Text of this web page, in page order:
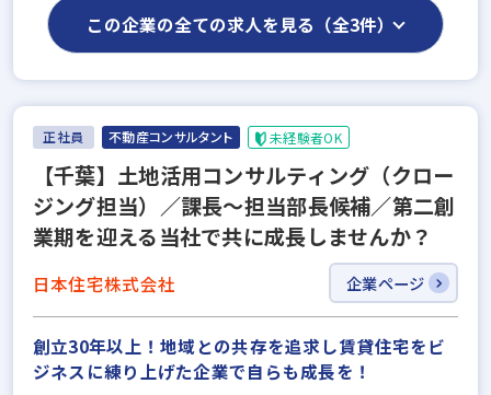
この企業の全ての求人を見る（全3件）
正社員 不動産コンサルタント 未経験者OK
【千葉】土地活用コンサルティング（クロー
ジング担当）／課長～担当部長候補／第二創
業期を迎える当社で共に成長しませんか？
日本住宅株式会社 企業ページ
創立30年以上！地域との共存を追求し賃貸住宅をビ
ジネスに練り上げた企業で自らも成長を！